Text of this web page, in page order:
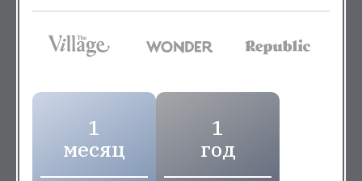
1
месяц
1
год